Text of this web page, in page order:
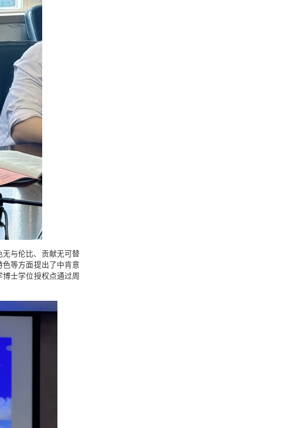
与伦比、贡献无可替
等方面提出了中肯意
士学位授权点通过周